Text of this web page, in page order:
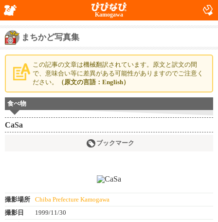
Kamogawa
まちかど写真集
この記事の文章は機械翻訳されています。原文と訳文の間
で、意味合い等に差異がある可能性がありますのでご注意く
ださい。
（原文の言語：English）
食べ物
CaSa
ブックマーク
撮影場所
Chiba Prefecture Kamogawa
撮影日
1999/11/30